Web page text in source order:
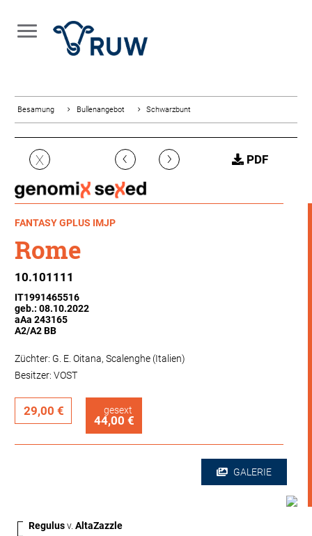
Besamung Bullenangebot Schwarzbunt
X ‹ › PDF
FANTASY GPLUS IMJP
Rome
10.101111
IT1991465516
geb.: 08.10.2022
aAa 243165
A2/A2 BB
Züchter: G. E. Oitana, Scalenghe (Italien)
Besitzer: VOST
29,00 € gesext
44,00 €
GALERIE
Regulusv. AltaZazzle